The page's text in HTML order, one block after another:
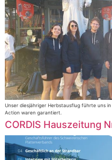
Unser diesjähriger Herbstausflug führte uns
Action waren garantiert.
CORDIS Hauszeitung